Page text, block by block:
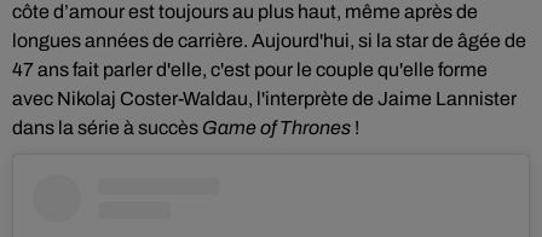
côte d’amour est toujours au plus haut, même après de
longues années de carrière. Aujourd'hui, si la star de âgée de
47 ans fait parler d'elle, c'est pour le couple qu'elle forme
avec Nikolaj Coster-Waldau, l'interprète de Jaime Lannister
dans la série à succès Game of Thrones !